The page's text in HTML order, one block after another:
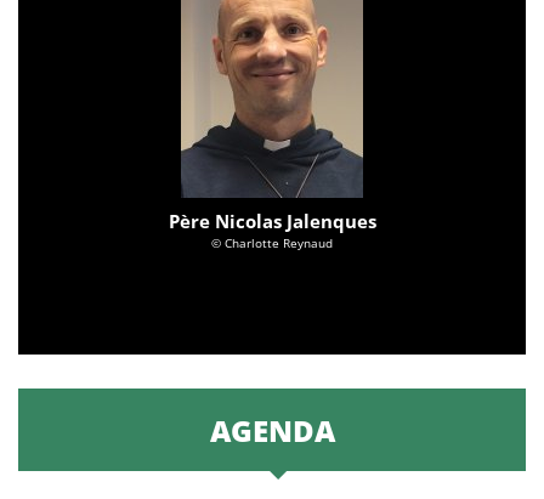
Père Nicolas Jalenques
© Charlotte Reynaud
AGENDA